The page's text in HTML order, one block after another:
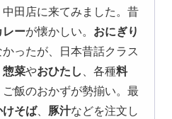
田店に来てみました。昔
レーが懐かしい。 おにぎり
ったが、日本昔話クラス
惣菜やおひたし、各種料
飯のおかずが勢揃い。最
けそば、 豚汁などを注文し